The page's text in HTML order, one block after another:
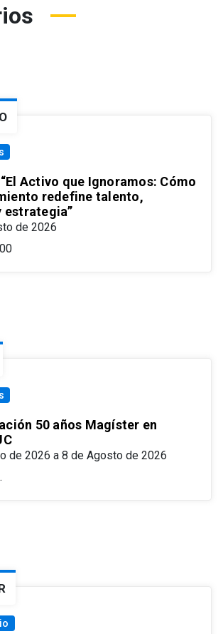
Activo que Ignoramos: Cómo
redefine talento,
estrategia”
de 2026
50 años Magíster en
de 2026 a 8 de Agosto de 2026